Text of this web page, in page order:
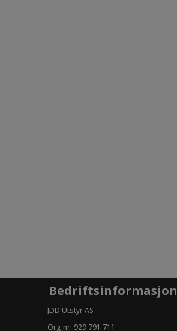
Bedriftsinformasjon
JDD Utstyr AS
Org nr: 929 791 711